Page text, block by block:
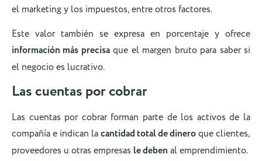
el marketing y los impuestos, entre otros factores.
Este valor también se expresa en porcentaje y ofrece
información más precisaque el margen bruto para saber si
el negocio es lucrativo.
Las cuentas por cobrar
Las cuentas por cobrar forman parte de los activos de la
compañía e indican lacantidad total de dineroque clientes,
proveedores u otras empresas le deben al emprendimiento.